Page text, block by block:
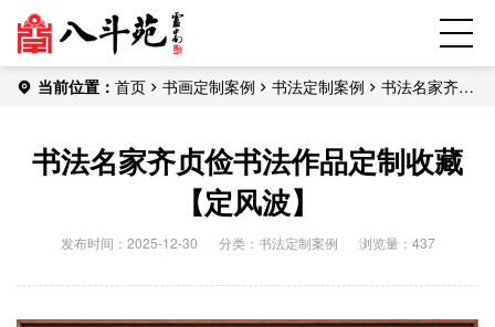
当前位置： 首页 书画定制案例 书法定制案例
书法名家齐贞
书法名家齐贞俭书法作品定制收藏
【定风波】
发布时间：2025-12-30 分类： 书法定制案例 浏览量：437